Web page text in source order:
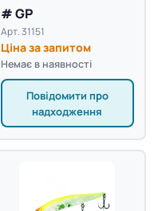
# GP
Арт. 31151
Ціна за запитом
Немає в наявності
Повідомити про
надходження